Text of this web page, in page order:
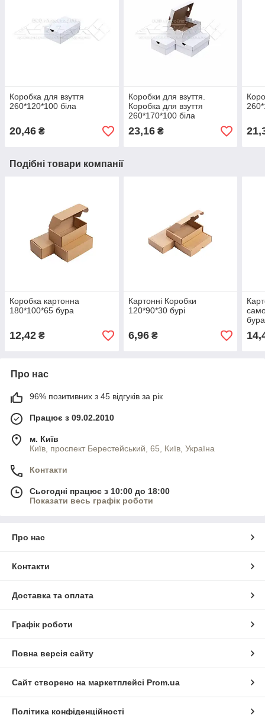
Коробка для взуття
260*120*100 біла
20,46 ₴
Коробки для взуття.
Коробка для взуття
260*170*100 біла
23,16₴
Подібні товари компанії
Коробка картонна
180*100*65 бура
12,42 ₴
Картонні Коробки
120*90*30 бурі
6,96₴
бура
Про нас
96% позитивних з 45 відгуків за рік
Працює з 09.02.2010
м. Київ
Київ, проспект Берестейський, 65, Київ, Україна
Контакти
Сьогодні працює з 10:00 до 18:00
Показати весь графік роботи
Про нас
Контакти
Доставка та оплата
Графік роботи
Повна версія сайту
Сайт створено на маркетплейсі Prom.ua
Політика конфіденційності